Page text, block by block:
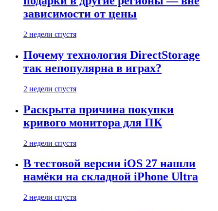
зависимости от цены
2 недели спустя
Почему технология DirectStorage
так непопулярна в играх?
2 недели спустя
Раскрыта причина покупки
кривого монитора для ПК
2 недели спустя
В тестовой версии iOS 27 нашли
намёки на складной iPhone Ultra
2 недели спустя